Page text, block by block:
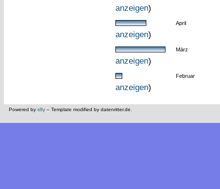
anzeigen)
April
anzeigen)
März
anzeigen)
Februar
anzeigen)
Powered by s9y – Template modified by datenritter.de.